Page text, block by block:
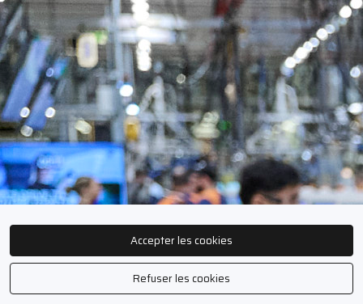
Accepter les cookies
Refuser les cookies